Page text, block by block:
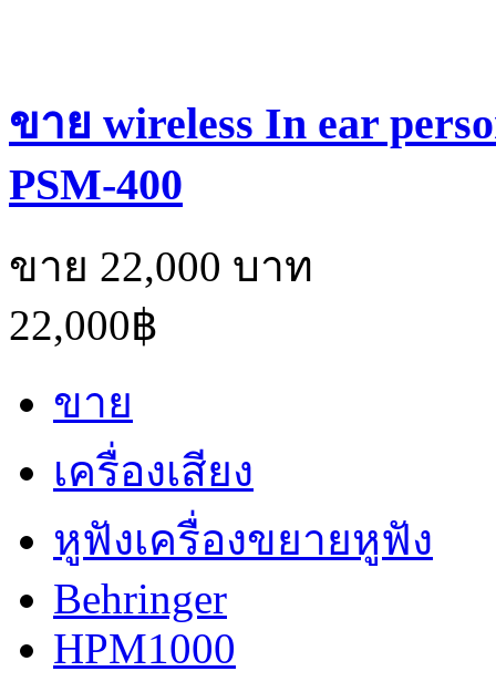
ขาย wireless In ear
PSM-400
ขาย 22,000 บาท
22,000฿
ขาย
เครื่องเสียง
หูฟังเครื่องขยายหูฟัง
Behringer
HPM1000